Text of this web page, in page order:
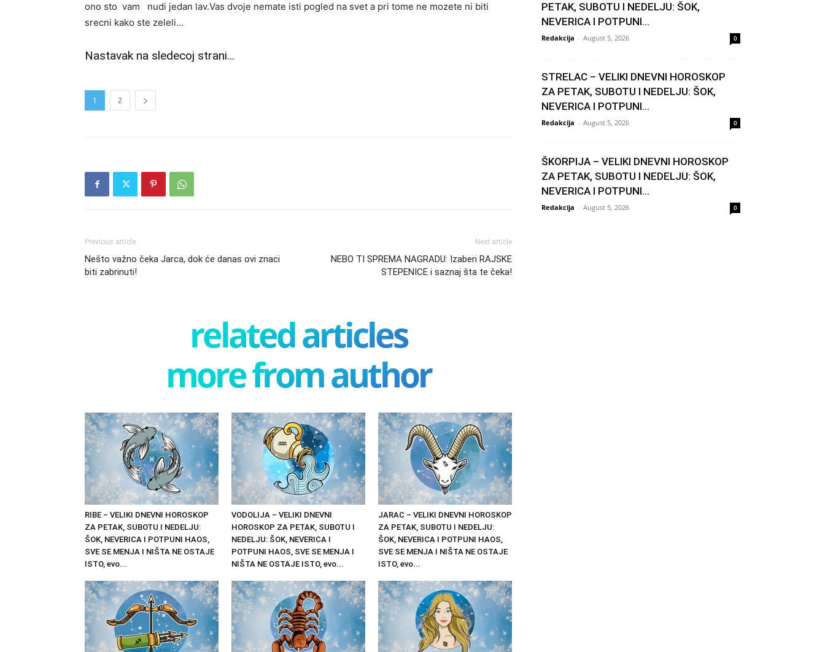
ono sto vam nudi jedan lav.Vas dvoje nemate isti pogled na svet a pri tome ne mozete ni biti
srecni kako ste zeleli…
Nastavak na sledecoj strani…
1 2
Previous article
Nešto važno čeka Jarca, dok će danas ovi znaci
biti zabrinuti!
Next article
NEBO TI SPREMA NAGRADU: Izaberi RAJSKE
STEPENICE i saznaj šta te čeka!
related articles
more from author
RIBE – VELIKI DNEVNI HOROSKOP
ZA PETAK, SUBOTU I NEDELJU:
ŠOK, NEVERICA I POTPUNI HAOS,
SVE SE MENJA I NIŠTA NE OSTAJE
ISTO, evo...
VODOLIJA – VELIKI DNEVNI
HOROSKOP ZA PETAK, SUBOTU I
NEDELJU: ŠOK, NEVERICA I
POTPUNI HAOS, SVE SE MENJA I
NIŠTA NE OSTAJE ISTO, evo...
JARAC – VELIKI DNEVNI HOROSKOP
ZA PETAK, SUBOTU I NEDELJU:
ŠOK, NEVERICA I POTPUNI HAOS,
SVE SE MENJA I NIŠTA NE OSTAJE
ISTO, evo...
PETAK, SUBOTU I NEDELJU: ŠOK,
NEVERICA I POTPUNI...
Redakcija - August 5, 2026 0
STRELAC – VELIKI DNEVNI HOROSKOP
ZA PETAK, SUBOTU I NEDELJU: ŠOK,
NEVERICA I POTPUNI...
Redakcija - August 5, 2026 0
ŠKORPIJA – VELIKI DNEVNI HOROSKOP
ZA PETAK, SUBOTU I NEDELJU: ŠOK,
NEVERICA I POTPUNI...
Redakcija - August 5, 2026 0